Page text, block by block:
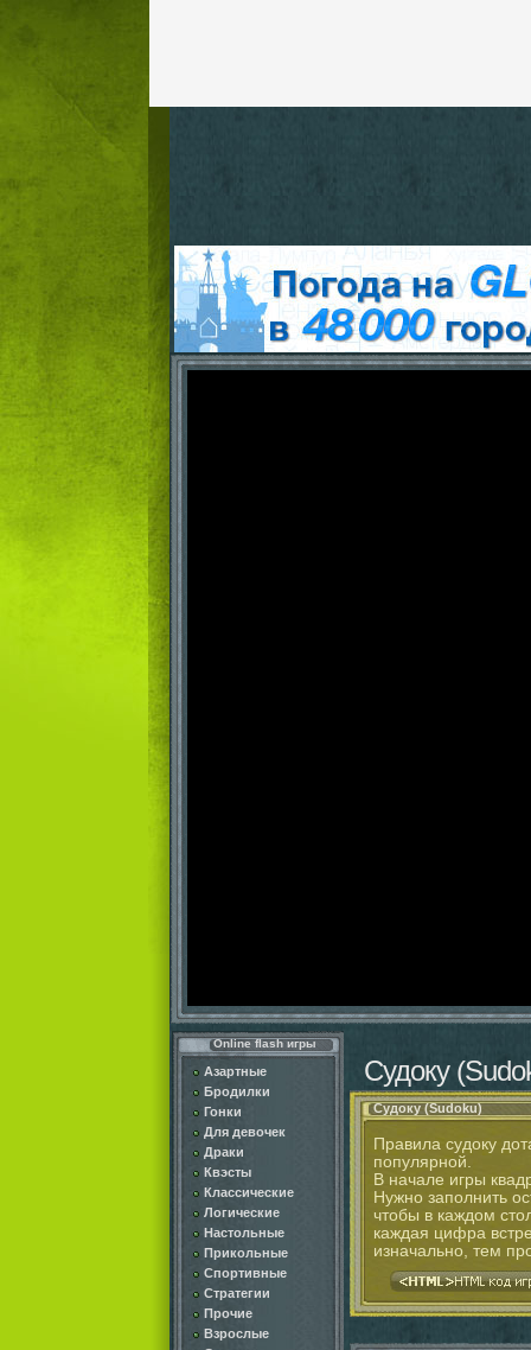
Online flash игры
Азартные
Бродилки
Гонки
Для девочек
Драки
Квэсты
Классические
Логические
Настольные
Прикольные
Спортивные
Стратегии
Прочие
Взрослые
Судоку
Судоку (Sudoku)
Правила судоку
популярной.
В начале игры
Нужно заполнить
чтобы в каждом
каждая цифра
изначально, тем